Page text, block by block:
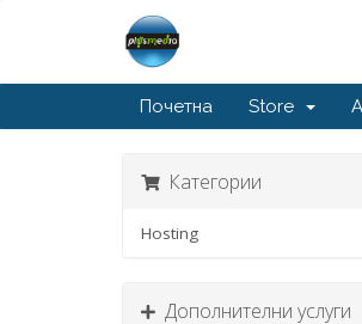
Почетна Store
Категории
Hosting
Дополнителни услуги